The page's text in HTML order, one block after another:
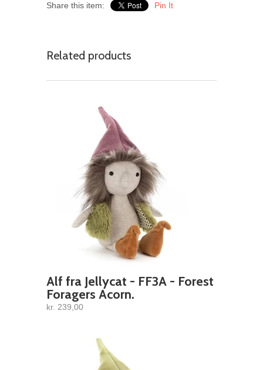
Share this item: Pin It
Related products
Alf fra Jellycat - FF3A - Forest
Foragers Acorn.
kr. 239,00